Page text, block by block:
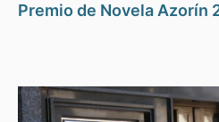
Premio de Novela Azorín